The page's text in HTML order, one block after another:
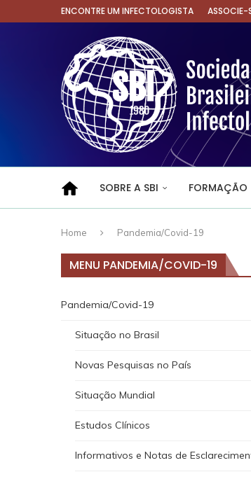
ENCONTRE UM INFECTOLOGISTA ASSOCIE-
SOBRE A SBI FORMAÇÃO
Home Pandemia/Covid-19
MENU PANDEMIA/COVID-19
Pandemia/Covid-19
Situação no Brasil
Novas Pesquisas no País
Situação Mundial
Estudos Clínicos
Informativos e Notas de